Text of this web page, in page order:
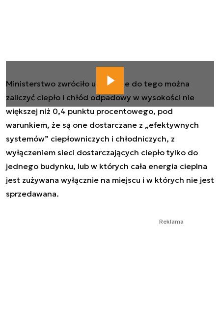
Ministerstwo zwróciło uwagę, że do tego można
zaliczyć ciepło i chłód odpadowy w wysokości nie
większej niż 0,4 punktu procentowego, pod
warunkiem, że są one dostarczane z „efektywnych
systemów” ciepłowniczych i chłodniczych, z
wyłączeniem sieci dostarczających ciepło tylko do
jednego budynku, lub w których cała energia cieplna
jest zużywana wyłącznie na miejscu i w których nie jest
sprzedawana.
Reklama